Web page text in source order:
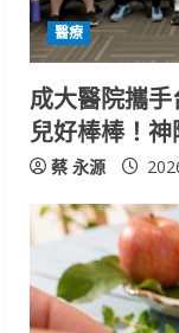
醫療
成大醫院攜
兒好棒棒！神
蔡 永源